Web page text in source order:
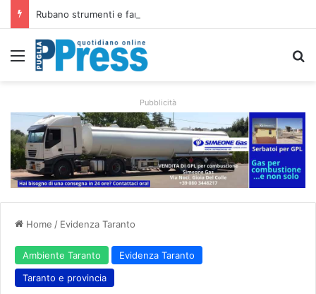
Pubblicità
Home / Evidenza Taranto
Ambiente Taranto
Evidenza Taranto
Taranto e provincia